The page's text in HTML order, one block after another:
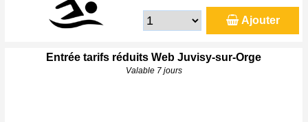
Ajouter
Entrée tarifs réduits Web Juvisy-sur-Orge
Valable 7 jours